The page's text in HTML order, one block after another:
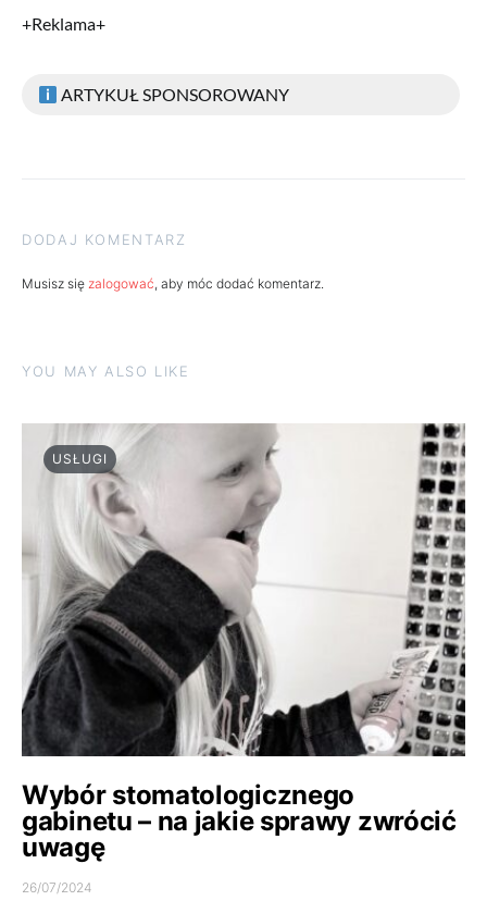
+Reklama+
ARTYKUŁ SPONSOROWANY
DODAJ KOMENTARZ
Musisz się zalogować, aby móc dodać komentarz.
YOU MAY ALSO LIKE
USŁUGI
Wybór stomatologicznego
gabinetu – na jakie sprawy zwrócić
uwagę
26/07/2024